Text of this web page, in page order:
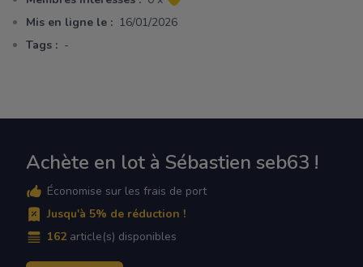
Mis en ligne le : 16/01/2026
Tags : -
Achète en lot à Sébastien seb63 !
Économise sur les frais de port
Jusqu'à 5% de réduction !
162 article(s) disponibles